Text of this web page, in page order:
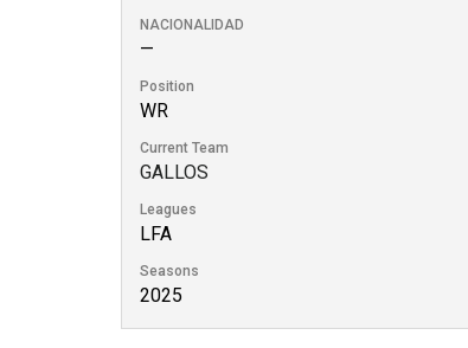
NACIONALIDAD
—
Position
WR
Current Team
GALLOS
Leagues
LFA
Seasons
2025